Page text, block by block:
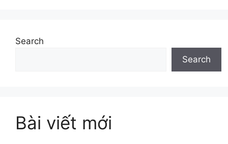
Search
Search
Bài viết mới